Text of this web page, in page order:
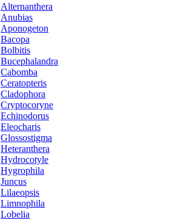
Alternanthera
Anubias
Aponogeton
Bacopa
Bolbitis
Bucephalandra
Cabomba
Ceratopteris
Cladophora
Cryptocoryne
Echinodorus
Eleocharis
Glossostigma
Heteranthera
Hydrocotyle
Hygrophila
Juncus
Lilaeopsis
Limnophila
Lobelia